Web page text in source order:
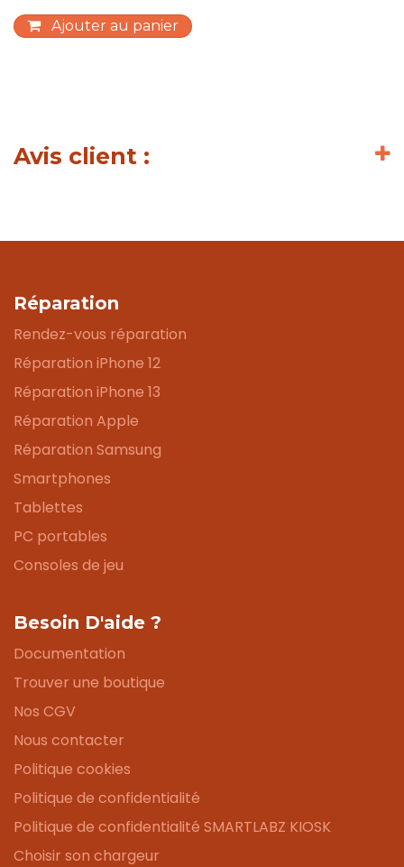
Ajouter au panier
Avis client :
Réparation
Rendez-vous réparation
Réparation iPhone 12
Réparation iPhone 13
Réparation Apple
Réparation Samsung
Smartphones
Tablettes
PC portables
Consoles de jeu
Besoin D'aide ?
Documentation
Trouver une boutique
Nos CGV
Nous contacter
Politique cookies
Politique de confidentialité
Politique de confidentialité SMARTLABZ KIOSK
Choisir son chargeur